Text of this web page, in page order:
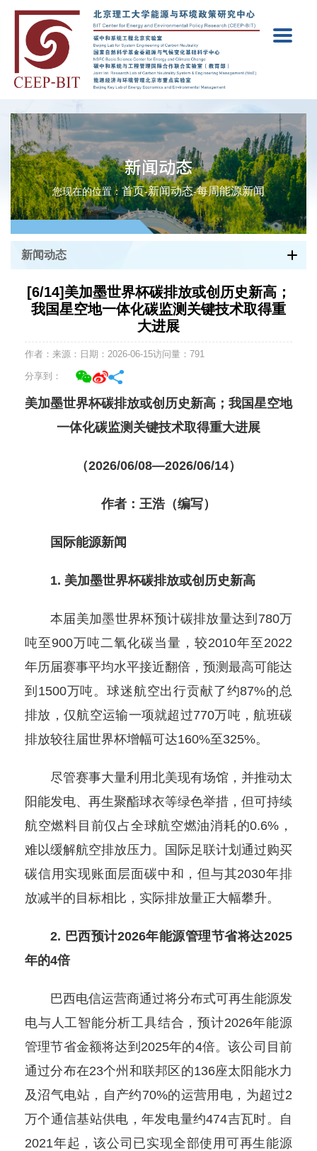
新闻动态
您现在的位置：首页-新闻动态-每周能源新闻
新闻动态
[6/14]美加墨世界杯碳排放或创历史新高；
我国星空地一体化碳监测关键技术取得重
大进展
作者： 来源： 日期：2026-06-15访问量： 791
分享到：
美加墨世界杯碳排放或创历史新高；我国星空地
一体化碳监测关键技术取得重大进展
（2026/06/08—2026/06/14）
作者：王浩（编写）
国际能源新闻
1. 美加墨世界杯碳排放或创历史新高
本届美加墨世界杯预计碳排放量达到780万
吨至900万吨二氧化碳当量，较2010年至2022
年历届赛事平均水平接近翻倍，预测最高可能达
到1500万吨。球迷航空出行贡献了约87%的总
排放，仅航空运输一项就超过770万吨，航班碳
排放较往届世界杯增幅可达160%至325%。
尽管赛事大量利用北美现有场馆，并推动太
阳能发电、再生聚酯球衣等绿色举措，但可持续
航空燃料目前仅占全球航空燃油消耗的0.6%，
难以缓解航空排放压力。国际足联计划通过购买
碳信用实现账面层面碳中和，但与其2030年排
放减半的目标相比，实际排放量正大幅攀升。
2. 巴西预计2026年能源管理节省将达2025
年的4倍
巴西电信运营商通过将分布式可再生能源发
电与人工智能分析工具结合，预计2026年能源
管理节省金额将达到2025年的4倍。该公司目前
通过分布在23个州和联邦区的136座太阳能水力
及沼气电站，自产约70%的运营用电，为超过2
万个通信基站供电，年发电量约474吉瓦时。自
2021年起，该公司已实现全部使用可再生能源